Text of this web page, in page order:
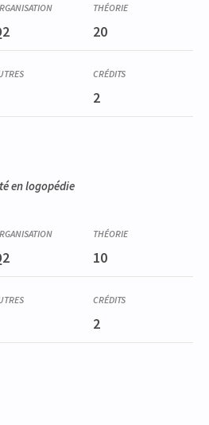
20
2
en logopédie
10
2